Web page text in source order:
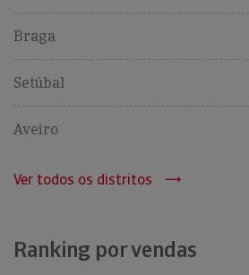
Braga
Setúbal
Aveiro
Ver todos os distritos
Ranking por vendas